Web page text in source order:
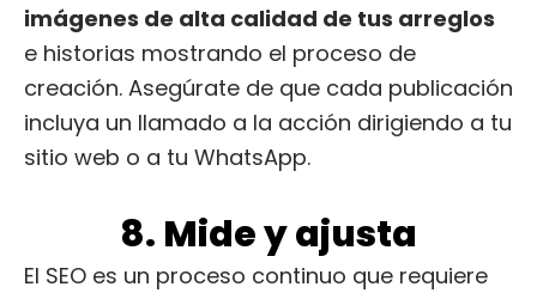
imágenes de alta calidad de tus arreglos
e historias mostrando el proceso de
creación. Asegúrate de que cada publicación
incluya un llamado a la acción dirigiendo a tu
sitio web o a tu WhatsApp.
8. Mide y ajusta
El SEO es un proceso continuo que requiere